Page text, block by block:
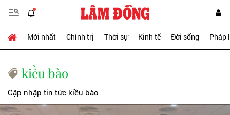
Mới nhất Chính trị Thời sự Kinh tế Đời sống Pháp
kiều bào
Cập nhập tin tức kiều bào